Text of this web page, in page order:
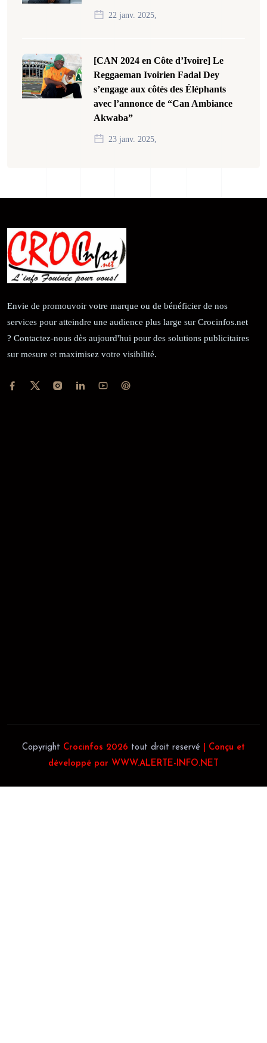
22 janv. 2025,
[CAN 2024 en Côte d’Ivoire] Le
Reggaeman Ivoirien Fadal Dey
s’engage aux côtés des Éléphants
avec l’annonce de “Can Ambiance
Akwaba”
23 janv. 2025,
Envie de promouvoir votre marque ou de bénéficier de nos
services pour atteindre une audience plus large sur Crocinfos.net
? Contactez-nous dès aujourd'hui pour des solutions publicitaires
sur mesure et maximisez votre visibilité.
Copyright Crocinfos 2026 tout droit reservé
| Conçu et
développé par WWW.ALERTE-INFO.NET